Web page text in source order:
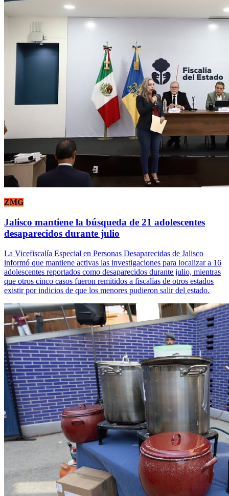
ZMG
Jalisco mantiene la búsqueda de 21 adolescentes
desaparecidos durante julio
La Vicefiscalía Especial en Personas Desaparecidas de Jalisco
informó que mantiene activas las investigaciones para localizar a 16
adolescentes reportados como desaparecidos durante julio, mientras
que otros cinco casos fueron remitidos a fiscalías de otros estados
existir por indicios de que los menores pudieron salir del estado.